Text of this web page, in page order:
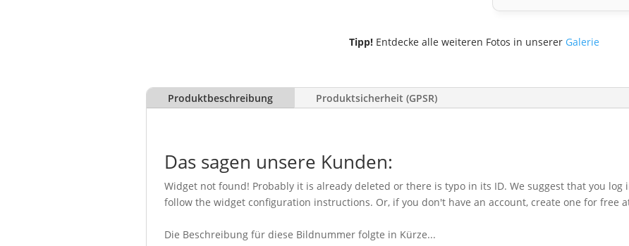
Tipp!Entdecke alle weiteren Fotos in unserer Galerie
Produktbeschreibung Produktsicherheit (GPSR)
Das sagen unsere Kunden:
Widget not found! Probably it is already deleted or there is typo in its ID. We suggest that you log
follow the widget configuration instructions. Or, if you don't have an account, create one for free
Die Beschreibung für diese Bildnummer folgte in Kürze...